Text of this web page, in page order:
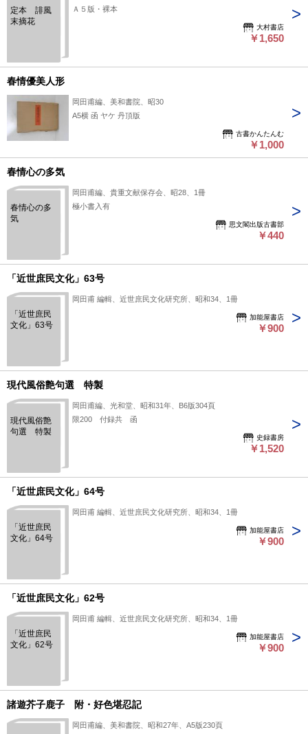
定本 誹風
末摘花
Ａ５版・裸本
大村書店
￥1,650
春情優美人形
岡田甫編、美和書院、昭30
A5横 函 ヤケ 丹頂版
古書かんたんむ
￥1,000
春情心の多気
春情心の多
気
岡田甫編、貴重文献保存会、昭28、1冊
極小書入有
思文閣出版古書部
￥440
「近世庶民文化」63号
「近世庶民
文化」63号
岡田甫 編輯、近世庶民文化研究所、昭和34、1冊
加能屋書店
￥900
現代風俗艶句選 特製
現代風俗艶
句選 特製
岡田甫編、光和堂、昭和31年、B6版304頁
限200 付録共 函
史録書房
￥1,520
「近世庶民文化」64号
「近世庶民
文化」64号
岡田甫 編輯、近世庶民文化研究所、昭和34、1冊
加能屋書店
￥900
「近世庶民文化」62号
「近世庶民
文化」62号
岡田甫 編輯、近世庶民文化研究所、昭和34、1冊
加能屋書店
￥900
諸遊芥子鹿子 附・好色堪忍記
岡田甫編、美和書院、昭和27年、A5版230頁